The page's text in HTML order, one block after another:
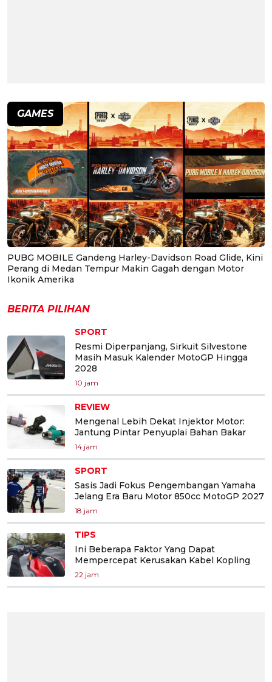
GAMES
PUBG MOBILE Gandeng Harley-Davidson Road Glide, Kini
Perang di Medan Tempur Makin Gagah dengan Motor
Ikonik Amerika
BERITA PILIHAN
SPORT
Resmi Diperpanjang, Sirkuit Silvestone
Masih Masuk Kalender MotoGP Hingga
2028
10 jam
REVIEW
Mengenal Lebih Dekat Injektor Motor:
Jantung Pintar Penyuplai Bahan Bakar
14 jam
SPORT
Sasis Jadi Fokus Pengembangan Yamaha
Jelang Era Baru Motor 850cc MotoGP 2027
18 jam
TIPS
Ini Beberapa Faktor Yang Dapat
Mempercepat Kerusakan Kabel Kopling
22 jam